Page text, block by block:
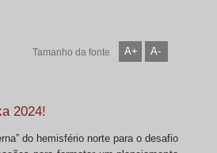
Tamanho da fonte A+ A-
2024!
do hemisfério norte para o desafio